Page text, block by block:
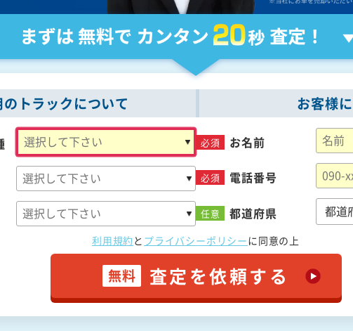
のトラックについて お客様
必須 お名前
必須 電話番号
任意 都道府県
利用規約 と プライバシーポリシーに同意の上
無料 査定を依頼する